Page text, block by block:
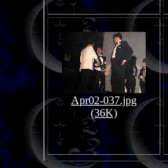
Apr02-037.jpg
(36K)